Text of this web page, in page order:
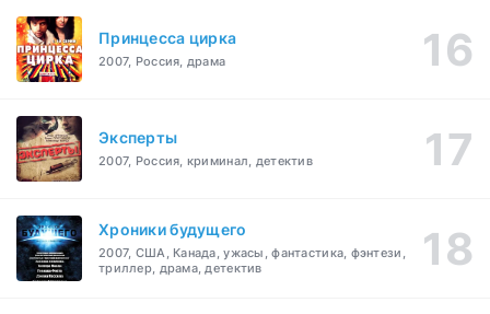
Принцесса цирка
2007, Россия, драма
Эксперты
2007, Россия, криминал, детектив
Хроники будущего
2007, США, Канада, ужасы, фантастика, фэнтези,
триллер, драма, детектив